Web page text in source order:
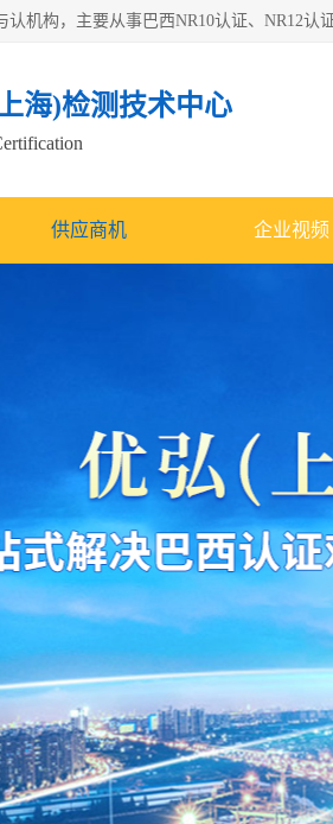
海)检测技术中心
供应商机 企业视频